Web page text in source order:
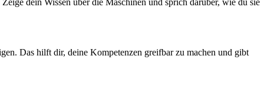
Das hilft dir, deine Kompetenzen greifbar zu machen und gibt